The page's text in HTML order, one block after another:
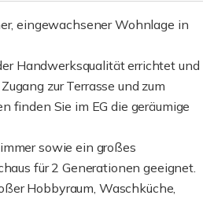
eingewachsener Wohnlage in
Handwerksqualität errichtet und
zur Terrasse und zum
finden Sie im EG die geräumige
sowie ein großes
für 2 Generationen geeignet.
Hobbyraum, Waschküche,